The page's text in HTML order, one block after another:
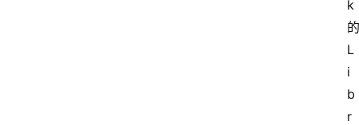
k
的
L
i
b
r